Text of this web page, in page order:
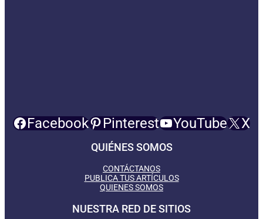
Facebook Pinterest YouTube X
QUIÉNES SOMOS
CONTÁCTANOS
PUBLICA TUS ARTÍCULOS
QUIENES SOMOS
NUESTRA RED DE SITIOS